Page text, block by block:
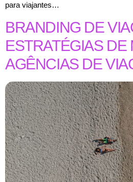
para viajantes…
BRANDING DE
ESTRATÉGIAS DE
AGÊNCIAS DE